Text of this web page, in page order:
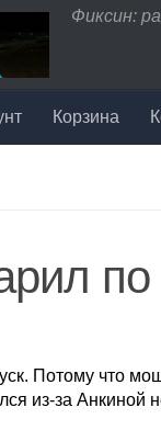
Фиксин:
Корзина
по
Потому что
из-за Анкиной